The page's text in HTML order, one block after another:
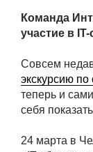
Команда
участие в
Совсем
экскурсию
теперь и
себя
24 марта в